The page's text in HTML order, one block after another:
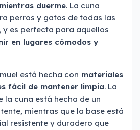
mientras duerme. La cuna
perros y gatos de todas las
y es perfecta para aquellos
en lugares cómodos y
está hecha con materiales
fácil de mantener limpia. La
la cuna está hecha de un
mientras que la base está
resistente y duradero que